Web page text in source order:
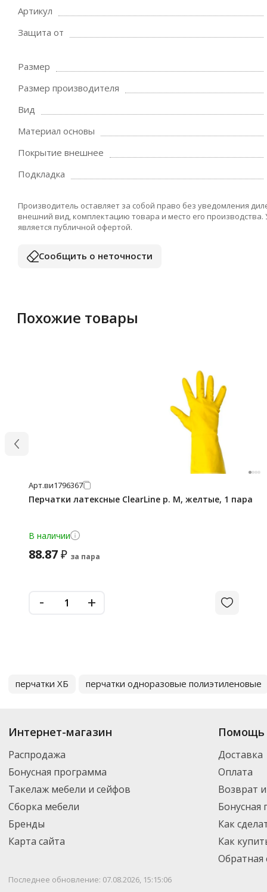
Артикул
Защита от
Размер
Размер производителя
Вид
Материал основы
Покрытие внешнее
Подкладка
Производитель оставляет за собой право без уведомления
внешний вид, комплектацию товара и место его
является публичной офертой.
Сообщить о неточности
Похожие товары
Арт.ви1796367
Перчатки латексные ClearLine р. M, желтые, 1 пара
В наличии
88.87₽ за пара
- +
перчатки ХБ перчатки одноразовые полиэтиленовые
Интернет-магазин
Распродажа
Бонусная программа
Такелаж мебели и сейфов
Сборка мебели
Бренды
Карта сайта
Помощь
Доставка
Оплата
Возврат
Бонусная
Как
Как
Обратная
Последнее обновление: 07.08.2026, 15:15:06